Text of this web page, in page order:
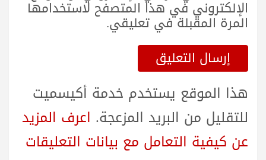
الإلكتروني في هذا المتصفح لاستخدامها
المرة المقبلة في تعليقي.
هذا الموقع يستخدم خدمة أكيسميت
للتقليل من البريد المزعجة. اعرف المزيد
عن كيفية التعامل مع بيانات التعليقات